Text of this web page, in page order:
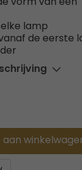
lamp
de eerste